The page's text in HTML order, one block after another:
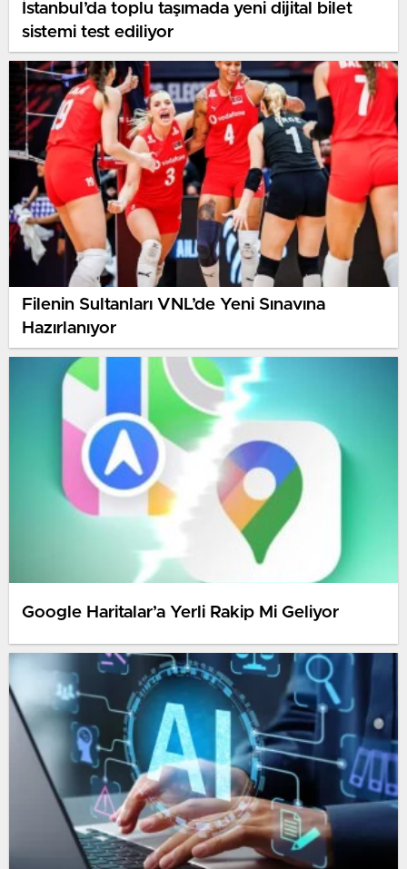
İstanbul’da toplu taşımada yeni dijital bilet
sistemi test ediliyor
Filenin Sultanları VNL’de Yeni Sınavına
Hazırlanıyor
Google Haritalar’a Yerli Rakip Mi Geliyor